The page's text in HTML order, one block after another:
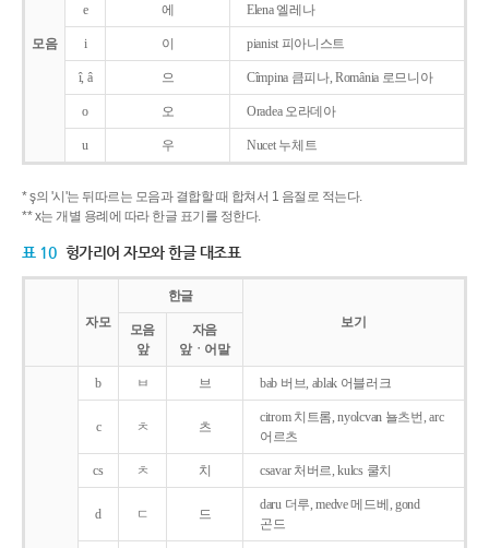
모음
e 에 Elena 엘레나
i 이 pianist 피아니스트
î, â 으 Cîmpina 큼피나, România 로므니아
o 오 Oradea 오라데아
u 우 Nucet 누체트
* ş의 '시'는 뒤따르는 모음과 결합할 때 합쳐서 1 음절로 적는다.
** x는 개별 용례에 따라 한글 표기를 정한다.
표 10 헝가리어 자모와 한글 대조표
자모
한글
보기
모음
앞
자음
앞ㆍ어말
b ㅂ 브 bab 버브, ablak 어블러크
c ㅊ 츠
citrom 치트롬, nyolcvan 뇰츠번, arc
어르츠
cs ㅊ 치 csavar 처버르, kulcs 쿨치
d ㄷ 드
daru 더루, medve 메드베, gond
곤드